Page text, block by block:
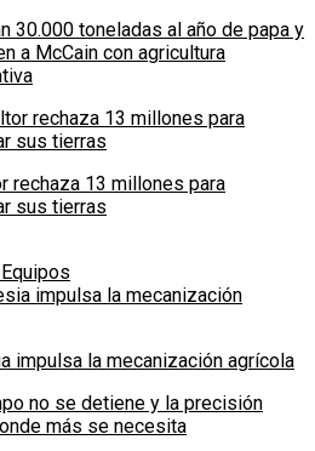
30.000 toneladas al año de papa y
a McCain con agricultura
rechaza 13 millones para
sus tierras
impulsa la mecanización agrícola